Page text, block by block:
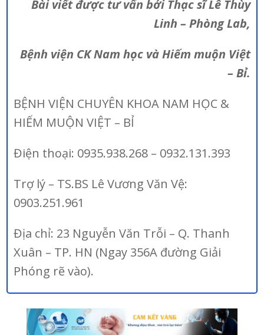
Bài viết được tư vấn bởi Thạc sĩ Lê Thùy
Linh – Phòng Lab,
Bệnh viện CK Nam học và Hiếm muộn Việt
– Bỉ.
BỆNH VIỆN CHUYÊN KHOA NAM HỌC &
HIẾM MUỘN VIỆT – BỈ
Điện thoại: 0935.938.268 – 0932.131.393
Trợ lý – TS.BS Lê Vương Văn Vệ:
0903.251.961
Địa chỉ: 23 Nguyễn Văn Trỗi – Q. Thanh
Xuân – TP. HN (Ngay 356A đường Giải
Phóng rẽ vào).